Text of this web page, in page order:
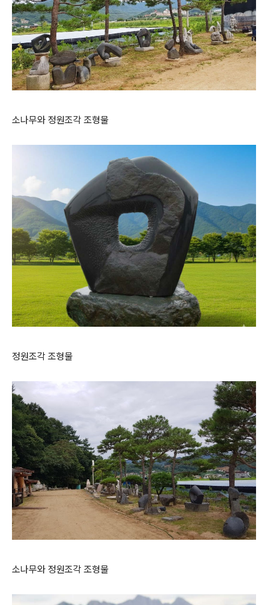
소나무와 정원조각 조형물
정원조각 조형물
소나무와 정원조각 조형물